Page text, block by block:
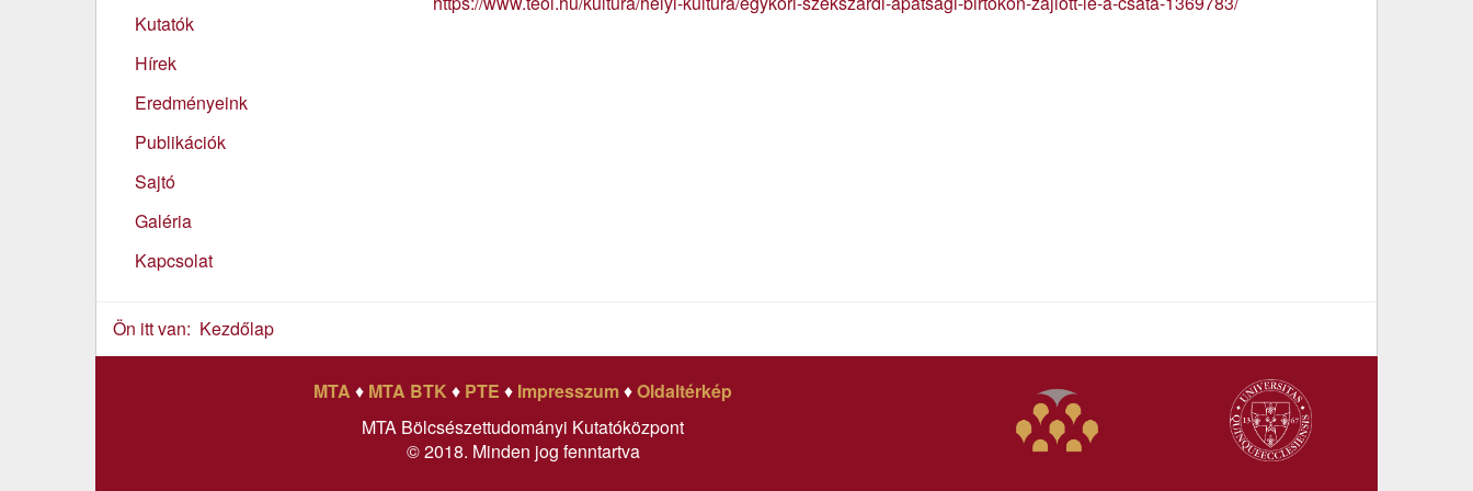
Kutatók
Hírek
Eredményeink
Publikációk
Sajtó
Galéria
Kapcsolat
Ön itt van: Kezdőlap
MTA ♦ MTA BTK ♦ PTE ♦ Impresszum♦Oldaltérkép
MTA Bölcsészettudományi Kutatóközpont
© 2018. Minden jog fenntartva